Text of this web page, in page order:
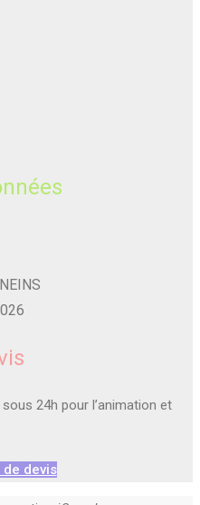
24h pour l’animation et
de devis